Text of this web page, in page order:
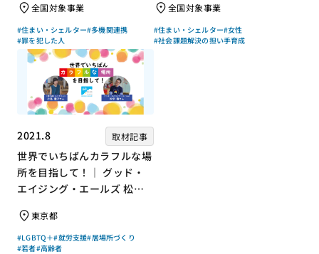
上チキさん【聞き手】
全国対象事業
#住まい・シェルター#多機関連携
#罪を犯した人
ん【聞き手】
全国対象事業
#住まい・シェルター#女性
#社会課題解決の担い手育成
2021.8 取材記事
世界でいちばんカラフルな場
所を目指して！｜ グッド・
エイジング・エールズ 松中
慶子さん【聞き手】
東京都
#LGBTQ＋#就労支援#居場所づくり
#若者#高齢者